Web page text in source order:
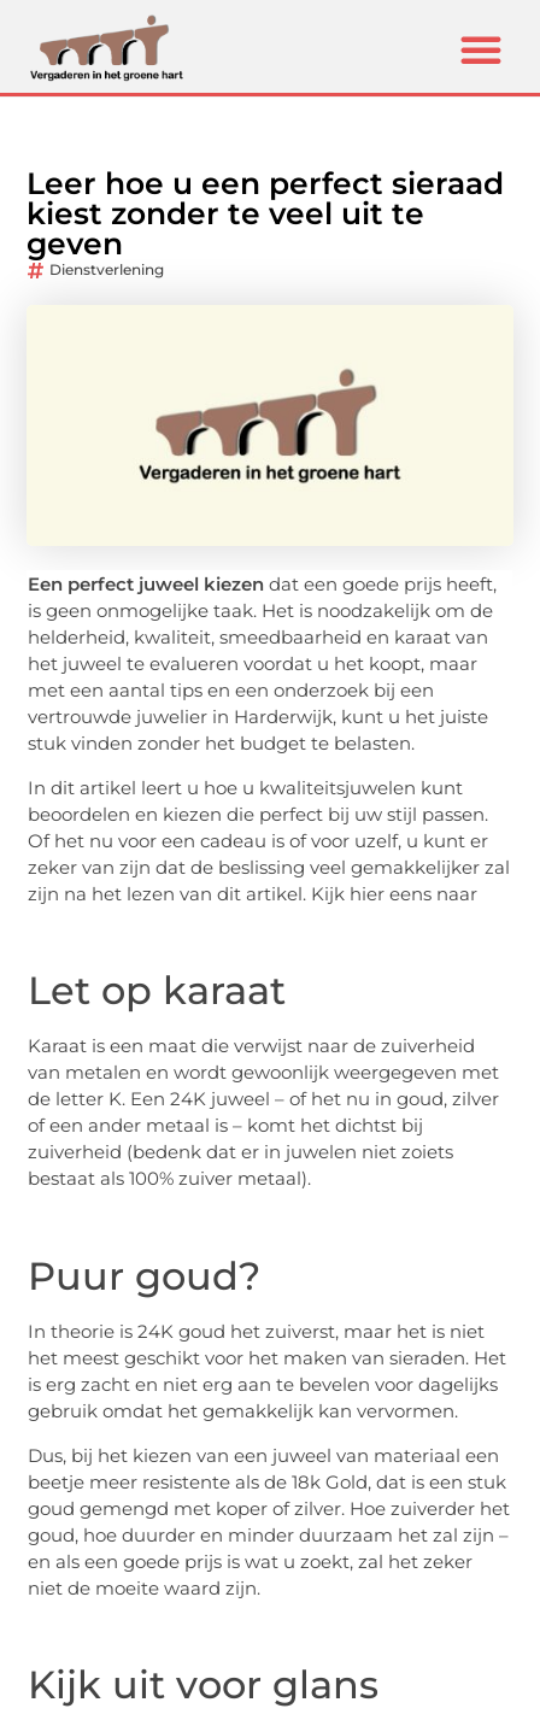
Leer hoe u een perfect sieraad
kiest zonder te veel uit te
geven
Dienstverlening
Een perfect juweel kiezen dat een goede prijs heeft,
is geen onmogelijke taak. Het is noodzakelijk om de
helderheid, kwaliteit, smeedbaarheid en karaat van
het juweel te evalueren voordat u het koopt, maar
met een aantal tips en een onderzoek bij een
vertrouwde juwelier in Harderwijk, kunt u het juiste
stuk vinden zonder het budget te belasten.
In dit artikel leert u hoe u kwaliteitsjuwelen kunt
beoordelen en kiezen die perfect bij uw stijl passen.
Of het nu voor een cadeau is of voor uzelf, u kunt er
zeker van zijn dat de beslissing veel gemakkelijker zal
zijn na het lezen van dit artikel. Kijk hier eens naar
Let op karaat
Karaat is een maat die verwijst naar de zuiverheid
van metalen en wordt gewoonlijk weergegeven met
de letter K. Een 24K juweel – of het nu in goud, zilver
of een ander metaal is – komt het dichtst bij
zuiverheid (bedenk dat er in juwelen niet zoiets
bestaat als 100% zuiver metaal).
Puur goud?
In theorie is 24K goud het zuiverst, maar het is niet
het meest geschikt voor het maken van sieraden. Het
is erg zacht en niet erg aan te bevelen voor dagelijks
gebruik omdat het gemakkelijk kan vervormen.
Dus, bij het kiezen van een juweel van materiaal een
beetje meer resistente als de 18k Gold, dat is een stuk
goud gemengd met koper of zilver. Hoe zuiverder het
goud, hoe duurder en minder duurzaam het zal zijn –
en als een goede prijs is wat u zoekt, zal het zeker
niet de moeite waard zijn.
Kijk uit voor glans